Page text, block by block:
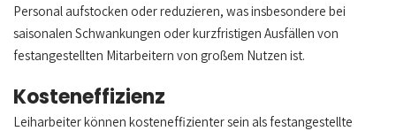
Personal aufstocken oder reduzieren, was insbesondere bei
saisonalen Schwankungen oder kurzfristigen Ausfällen von
festangestellten Mitarbeitern von großem Nutzen ist.
Kosteneffizienz
Leiharbeiter können kosteneffizienter sein als festangestellte